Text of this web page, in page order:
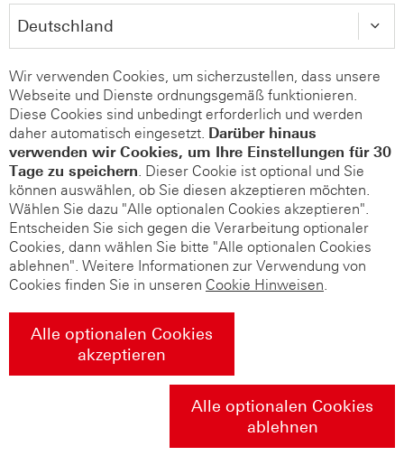
Wir verwenden Cookies, um sicherzustellen, dass unsere
Webseite und Dienste ordnungsgemäß funktionieren.
Diese Cookies sind unbedingt erforderlich und werden
daher automatisch eingesetzt. Darüber hinaus
verwenden wir Cookies, um Ihre Einstellungen für 30
Tage zu speichern. Dieser Cookie ist optional und Sie
können auswählen, ob Sie diesen akzeptieren möchten.
Wählen Sie dazu "Alle optionalen Cookies akzeptieren".
Entscheiden Sie sich gegen die Verarbeitung optionaler
Cookies, dann wählen Sie bitte "Alle optionalen Cookies
ablehnen". Weitere Informationen zur Verwendung von
Cookies finden Sie in unseren Cookie Hinweisen.
Alle optionalen Cookies
akzeptieren
Alle optionalen Cookies
ablehnen